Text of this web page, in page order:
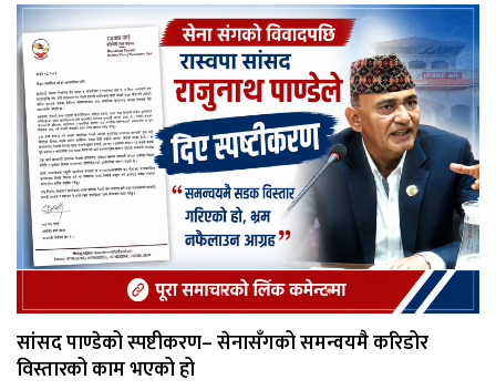
सांसद पाण्डेको स्पष्टीकरण– सेनासँगको समन्वयमै करिडोर
विस्तारको काम भएको हो